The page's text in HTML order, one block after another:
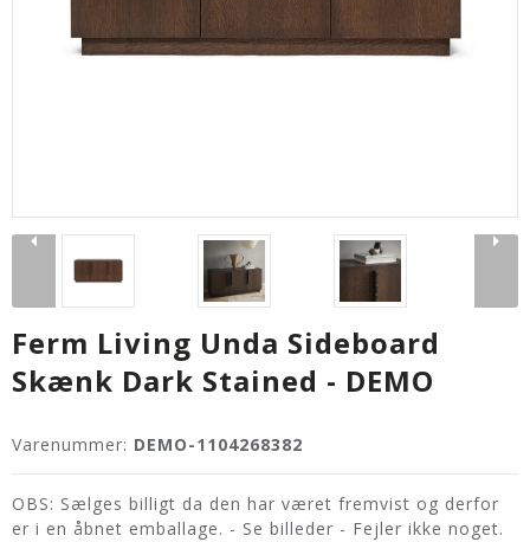
Ferm Living Unda Sideboard
Skænk Dark Stained - DEMO
Varenummer: DEMO-1104268382
OBS: Sælges billigt da den har været fremvist og derfor
er i en åbnet emballage. - Se billeder - Fejler ikke noget.